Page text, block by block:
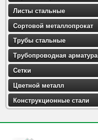
Листы стальные
Сортовой металлопрокат
Трубы стальные
Трубопроводная арматура
Сетки
Цветной металл
Конструкционные стали